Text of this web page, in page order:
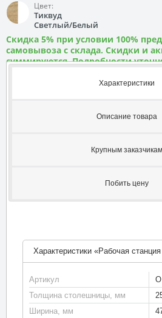
Цвет:
Тиквуд
Светлый/Белый
Скидка 5% при условии 100%
самовывоза с склада. Скидки и
суммируются. Подробности
Характеристики
Описание товара
Крупным заказчикам
Побить цену
Характеристики «Рабочая
Артикул
Толщина столешницы, мм
Ширина, мм